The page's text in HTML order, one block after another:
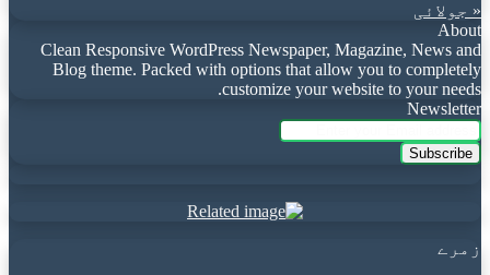
« جولائی
About
Clean Responsive WordPress Newspaper, Magazine, News and
Blog theme. Packed with options that allow you to completely
customize your website to your needs.
Newsletter
Enter
your
Email
زمرے